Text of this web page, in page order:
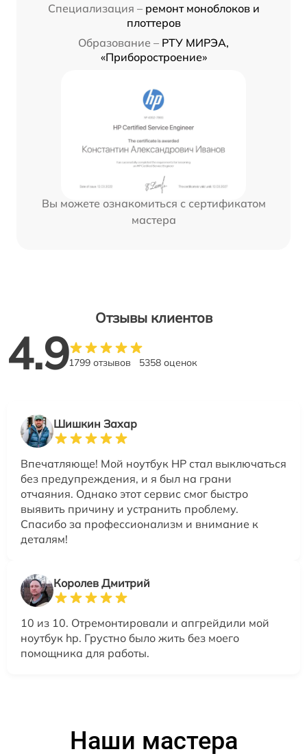
Специализация – ремонт моноблоков и
плоттеров
Образование – РТУ МИРЭА,
«Приборостроение»
Вы можете ознакомиться с сертификатом
мастера
Отзывы клиентов
4.91799 отзывов 5358 оценок
Шишкин Захар
Впечатляюще! Мой ноутбук HP стал выключаться
без предупреждения, и я был на грани
отчаяния. Однако этот сервис смог быстро
выявить причину и устранить проблему.
Спасибо за профессионализм и внимание к
деталям!
Королев Дмитрий
10 из 10. Отремонтировали и апгрейдили мой
ноутбук hp. Грустно было жить без моего
помощника для работы.
Наши мастера